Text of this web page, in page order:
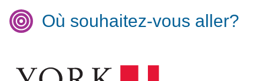
Où souhaitez-vous aller?